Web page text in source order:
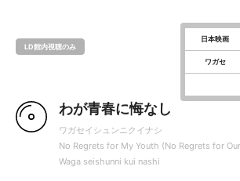
LD館内視聴のみ
日本映画
ワガセ
わが青春に悔なし
ワガセイシュンニクイナシ
No Regrets for My Youth (No Regrets for
Waga seishunni kui nashi